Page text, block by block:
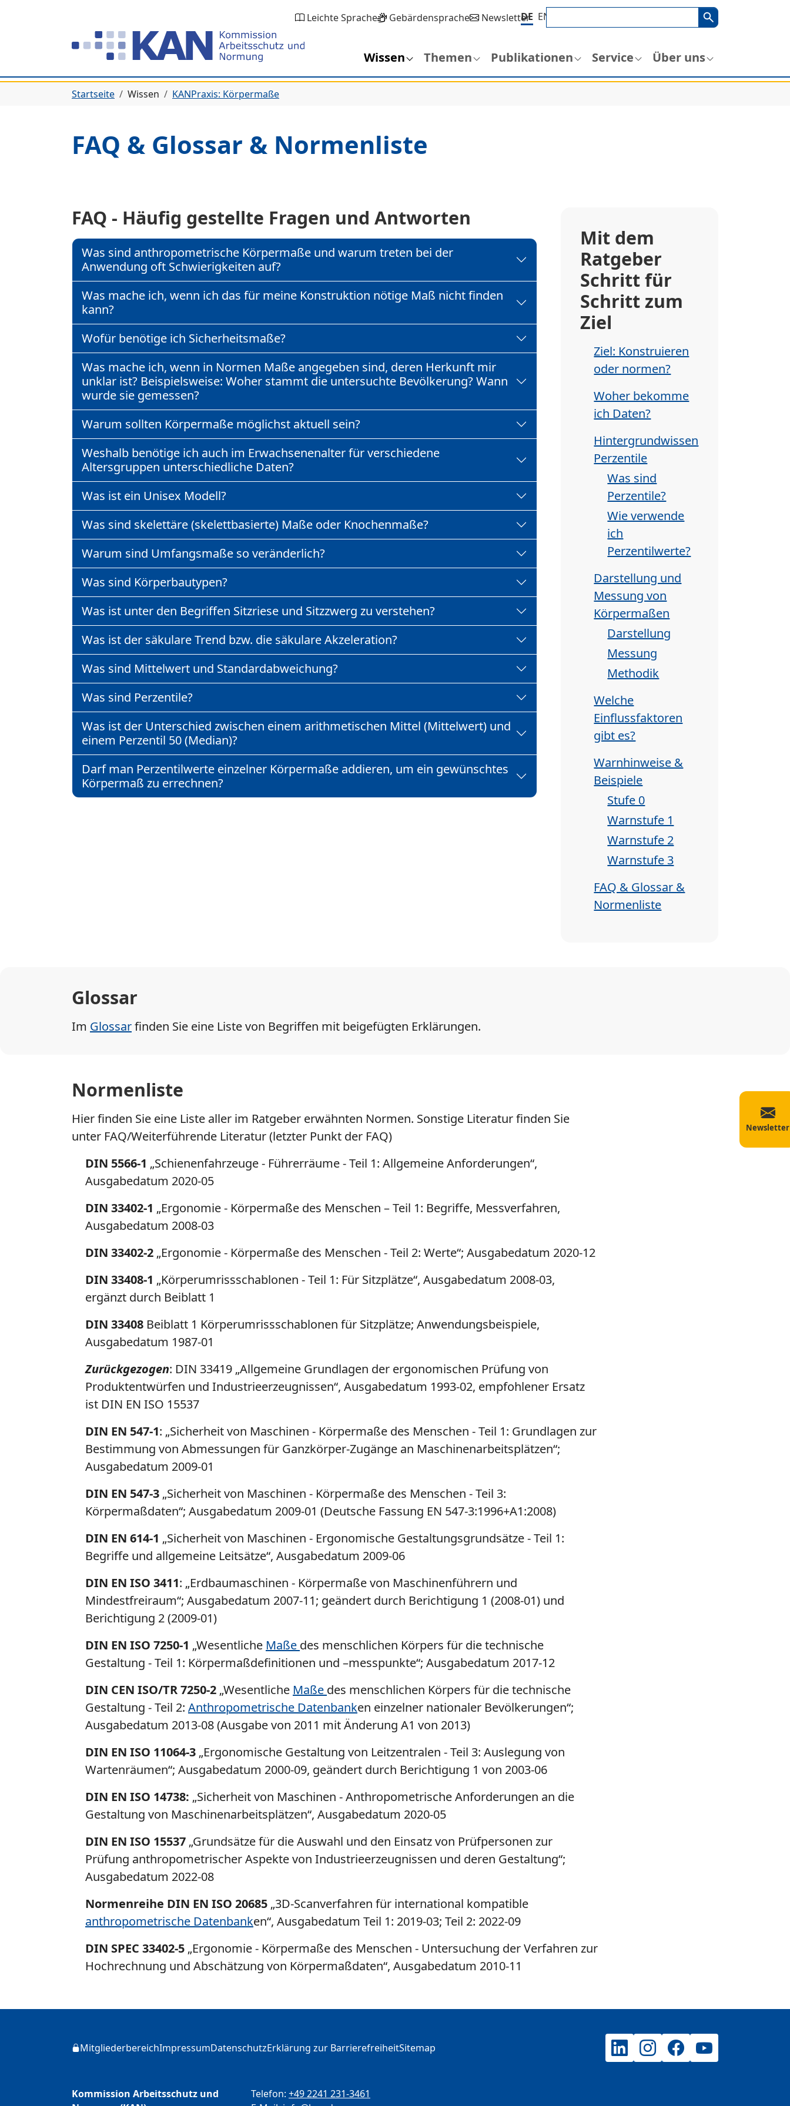
Leichte Sprache Gebärdensprache Newsletter
DE EN
Wissen Themen Publikationen Service Über uns
Sie befinden sich hier:
Startseite Wissen KANPraxis: Körpermaße
FAQ & Glossar & Normenliste
FAQ - Häufig gestellte Fragen und Antworten
Was sind anthropometrische Körpermaße und warum treten bei der
Anwendung oft Schwierigkeiten auf?
Was mache ich, wenn ich das für meine Konstruktion nötige Maß nicht finden
kann?
Wofür benötige ich Sicherheitsmaße?
Was mache ich, wenn in Normen Maße angegeben sind, deren Herkunft mir
unklar ist? Beispielsweise: Woher stammt die untersuchte Bevölkerung? Wann
wurde sie gemessen?
Warum sollten Körpermaße möglichst aktuell sein?
Weshalb benötige ich auch im Erwachsenenalter für verschiedene
Altersgruppen unterschiedliche Daten?
Was ist ein Unisex Modell?
Was sind skelettäre (skelettbasierte) Maße oder Knochenmaße?
Warum sind Umfangsmaße so veränderlich?
Was sind Körperbautypen?
Was ist unter den Begriffen Sitzriese und Sitzzwerg zu verstehen?
Was ist der säkulare Trend bzw. die säkulare Akzeleration?
Was sind Mittelwert und Standardabweichung?
Was sind Perzentile?
Was ist der Unterschied zwischen einem arithmetischen Mittel (Mittelwert) und
einem Perzentil 50 (Median)?
Darf man Perzentilwerte einzelner Körpermaße addieren, um ein gewünschtes
Körpermaß zu errechnen?
Mit dem
Ratgeber
Schritt für
Schritt zum
Ziel
Ziel: Konstruieren
oder normen?
Woher bekomme
ich Daten?
Hintergrundwissen
Perzentile
Was sind
Perzentile?
Wie verwende
ich
Perzentilwerte?
Darstellung und
Messung von
Körpermaßen
Darstellung
Messung
Methodik
Welche
Einflussfaktoren
gibt es?
Warnhinweise &
Beispiele
Stufe 0
Warnstufe 1
Warnstufe 2
Warnstufe 3
FAQ & Glossar &
Normenliste
Glossar
Im Glossarfinden Sie eine Liste von Begriffen mit beigefügten Erklärungen.
Normenliste
Hier finden Sie eine Liste aller im Ratgeber erwähnten Normen. Sonstige Literatur finden Sie
unter FAQ/Weiterführende Literatur (letzter Punkt der FAQ)
DIN 5566-1 „Schienenfahrzeuge - Führerräume - Teil 1: Allgemeine Anforderungen“,
Ausgabedatum 2020-05
DIN 33402-1 „Ergonomie - Körpermaße des Menschen – Teil 1: Begriffe, Messverfahren,
Ausgabedatum 2008-03
DIN 33402-2 „Ergonomie - Körpermaße des Menschen - Teil 2: Werte“; Ausgabedatum 2020-12
DIN 33408-1 „Körperumrissschablonen - Teil 1: Für Sitzplätze“, Ausgabedatum 2008-03,
ergänzt durch Beiblatt 1
DIN 33408 Beiblatt 1 Körperumrissschablonen für Sitzplätze; Anwendungsbeispiele,
Ausgabedatum 1987-01
Zurückgezogen: DIN 33419 „Allgemeine Grundlagen der ergonomischen Prüfung von
Produktentwürfen und Industrieerzeugnissen“, Ausgabedatum 1993-02, empfohlener Ersatz
ist DIN EN ISO 15537
DIN EN 547-1: „Sicherheit von Maschinen - Körpermaße des Menschen - Teil 1: Grundlagen zur
Bestimmung von Abmessungen für Ganzkörper-Zugänge an Maschinenarbeitsplätzen“;
Ausgabedatum 2009-01
DIN EN 547-3 „Sicherheit von Maschinen - Körpermaße des Menschen - Teil 3:
Körpermaßdaten“; Ausgabedatum 2009-01 (Deutsche Fassung EN 547-3:1996+A1:2008)
DIN EN 614-1 „Sicherheit von Maschinen - Ergonomische Gestaltungsgrundsätze - Teil 1:
Begriffe und allgemeine Leitsätze“, Ausgabedatum 2009-06
DIN EN ISO 3411: „Erdbaumaschinen - Körpermaße von Maschinenführern und
Mindestfreiraum“; Ausgabedatum 2007-11; geändert durch Berichtigung 1 (2008-01) und
Berichtigung 2 (2009-01)
DIN EN ISO 7250-1 „Wesentliche Maße des menschlichen Körpers für die technische
Gestaltung - Teil 1: Körpermaßdefinitionen und –messpunkte“; Ausgabedatum 2017-12
DIN CEN ISO/TR 7250-2 „Wesentliche Maße des menschlichen Körpers für die technische
Gestaltung - Teil 2: Anthropometrische Datenbanken einzelner nationaler Bevölkerungen“;
Ausgabedatum 2013-08 (Ausgabe von 2011 mit Änderung A1 von 2013)
DIN EN ISO 11064-3 „Ergonomische Gestaltung von Leitzentralen - Teil 3: Auslegung von
Wartenräumen“; Ausgabedatum 2000-09, geändert durch Berichtigung 1 von 2003-06
DIN EN ISO 14738: „Sicherheit von Maschinen - Anthropometrische Anforderungen an die
Gestaltung von Maschinenarbeitsplätzen“, Ausgabedatum 2020-05
DIN EN ISO 15537 „Grundsätze für die Auswahl und den Einsatz von Prüfpersonen zur
Prüfung anthropometrischer Aspekte von Industrieerzeugnissen und deren Gestaltung“;
Ausgabedatum 2022-08
Normenreihe DIN EN ISO 20685 „3D-Scanverfahren für international kompatible
anthropometrische Datenbanken“, Ausgabedatum Teil 1: 2019-03; Teil 2: 2022-09
DIN SPEC 33402-5 „Ergonomie - Körpermaße des Menschen - Untersuchung der Verfahren zur
Hochrechnung und Abschätzung von Körpermaßdaten“, Ausgabedatum 2010-11
Login
MitgliederbereichImpressumDatenschutzErklärung zur BarrierefreiheitSitemap
Newsletter
LinkedInInstagramFacebookYouTube
Kommission Arbeitsschutz und
Telefon: +49 2241 231-3461